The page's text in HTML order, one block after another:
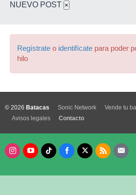
NUEVO POST ×
Regístrate o identifícate para poder
hilo
© 2026 Batacas Sonic Network Vende tu
Avisos legales
Contacto